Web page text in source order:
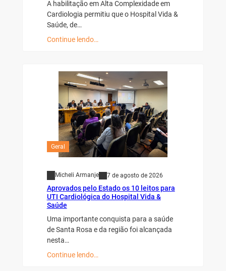
A habilitação em Alta Complexidade em
Cardiologia permitiu que o Hospital Vida &
Saúde, de…
Continue lendo…
Geral
Micheli Armanje 7 de agosto de 2026
Aprovados pelo Estado os 10 leitos para
UTI Cardiológica do Hospital Vida &
Saúde
Uma importante conquista para a saúde
de Santa Rosa e da região foi alcançada
nesta…
Continue lendo…